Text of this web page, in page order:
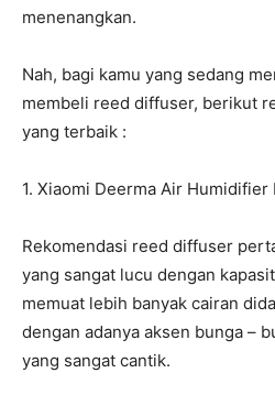
menenangkan.
Nah, bagi kamu yang sedang
membeli reed diffuser, berikut
yang terbaik :
1. Xiaomi Deerma Air
Rekomendasi reed diffuser
yang sangat lucu dengan
memuat lebih banyak cairan
dengan adanya aksen bunga –
yang sangat cantik.